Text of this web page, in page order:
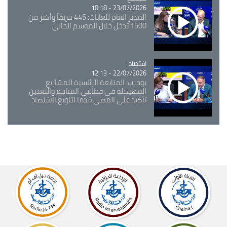
23/07/2026 - 10:18
المدير العام للغابات: 445 حريقاً وأكثر من
1500 تدخل خلال الموسم الحالي
Catégorie
اقتصاد
22/07/2026 - 12:13
بوحرب: المتابعة الرئاسية للمشاريع
المهيكلة في قطاعي المناجم والتعدين
تأكيد على المضي قدما لتنويع الاقتصاد